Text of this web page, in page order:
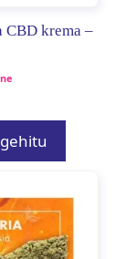
CBD krema –